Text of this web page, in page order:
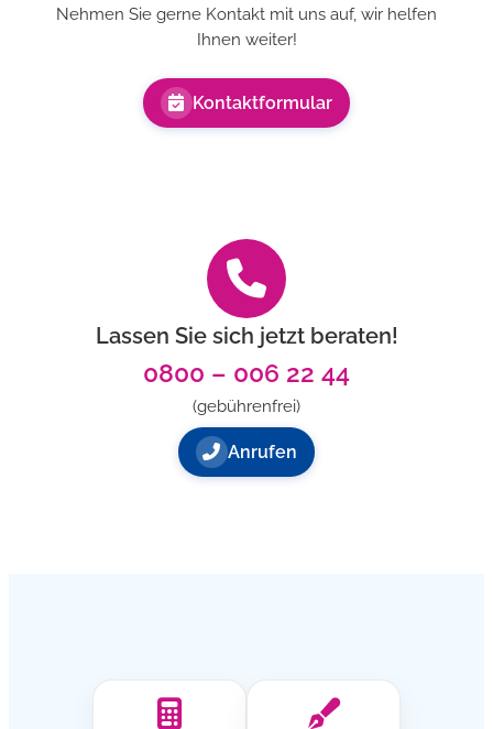
Nehmen Sie gerne Kontakt mit uns auf, wir helfen
Ihnen weiter!
Kontaktformular
Lassen Sie sich jetzt beraten!
0800 – 006 22 44
(gebührenfrei)
Anrufen